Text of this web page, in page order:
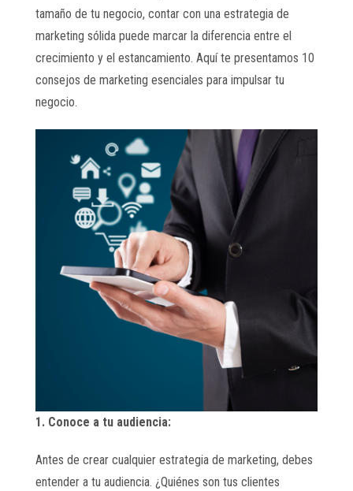
tamaño de tu negocio, contar con una estrategia de
marketing sólida puede marcar la diferencia entre el
crecimiento y el estancamiento. Aquí te presentamos 10
consejos de marketing esenciales para impulsar tu
negocio.
1. Conoce a tu audiencia:
Antes de crear cualquier estrategia de marketing, debes
entender a tu audiencia. ¿Quiénes son tus clientes